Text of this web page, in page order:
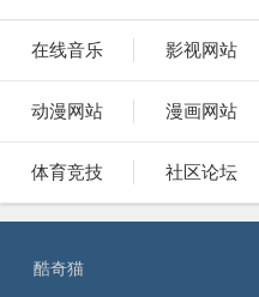
在线音乐 影视网站
动漫网站 漫画网站
体育竞技 社区论坛
酷奇猫